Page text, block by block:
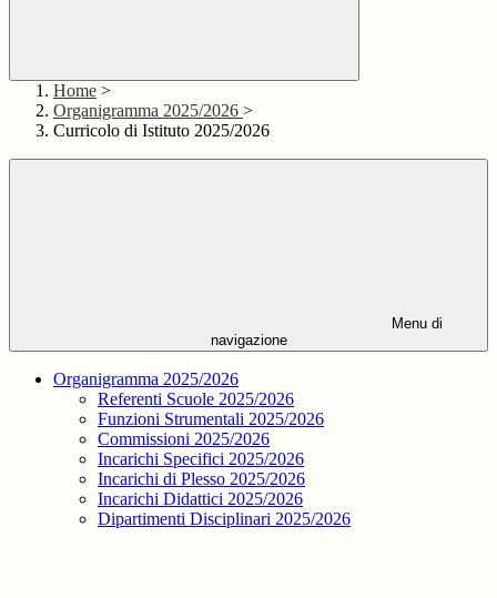
Home >
Organigramma 2025/2026 >
Curricolo di Istituto 2025/2026
Menu di
navigazione
Organigramma 2025/2026
Referenti Scuole 2025/2026
Funzioni Strumentali 2025/2026
Commissioni 2025/2026
Incarichi Specifici 2025/2026
Incarichi di Plesso 2025/2026
Incarichi Didattici 2025/2026
Dipartimenti Disciplinari 2025/2026